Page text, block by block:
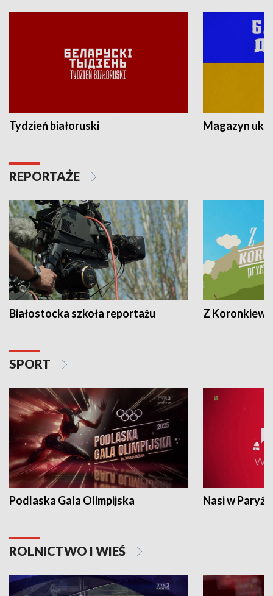
Tydzień białoruski Magazyn
REPORTAŻE
Białostocka szkoła reportażu Z
SPORT
Podlaska Gala Olimpijska Nasi w Paryżu
ROLNICTWO I WIEŚ